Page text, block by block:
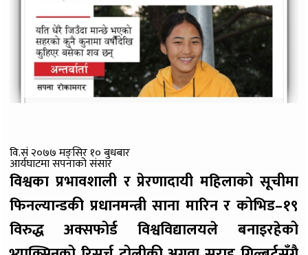
वि.सं २०७७ मङ्सिर १० बुधबार
आर्यघाटमा सपनाको संसार
विश्वका प्रभावशाली र प्रेरणादायी महिलाको सूचीमा
फिनल्यान्डकी प्रधानमन्त्री साना मारिन र कोभिड–१९
विरुद्ध अक्सफोर्ड विश्वविद्यालयले बनाइरहेको